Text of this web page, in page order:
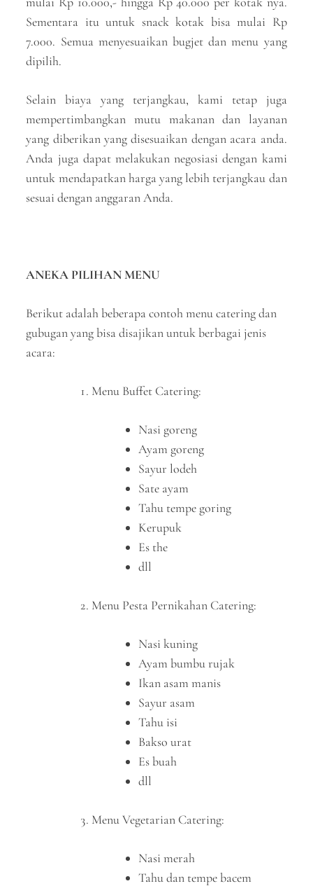
Sementara itu untuk snack kotak bisa mulai Rp
7.000. Semua menyesuaikan bugjet dan menu yang
dipilih.
Selain biaya yang terjangkau, kami tetap juga
mempertimbangkan mutu makanan dan layanan
yang diberikan yang disesuaikan dengan acara anda.
Anda juga dapat melakukan negosiasi dengan kami
untuk mendapatkan harga yang lebih terjangkau dan
sesuai dengan anggaran Anda.
ANEKA PILIHAN MENU
Berikut adalah beberapa contoh menu catering dan
gubugan yang bisa disajikan untuk berbagai jenis
acara:
Menu Buffet Catering:
Nasi goreng
Ayam goreng
Sayur lodeh
Sate ayam
Tahu tempe goring
Kerupuk
Es the
dll
Menu Pesta Pernikahan Catering:
Nasi kuning
Ayam bumbu rujak
Ikan asam manis
Sayur asam
Tahu isi
Bakso urat
Es buah
dll
Menu Vegetarian Catering:
Nasi merah
Tahu dan tempe bacem